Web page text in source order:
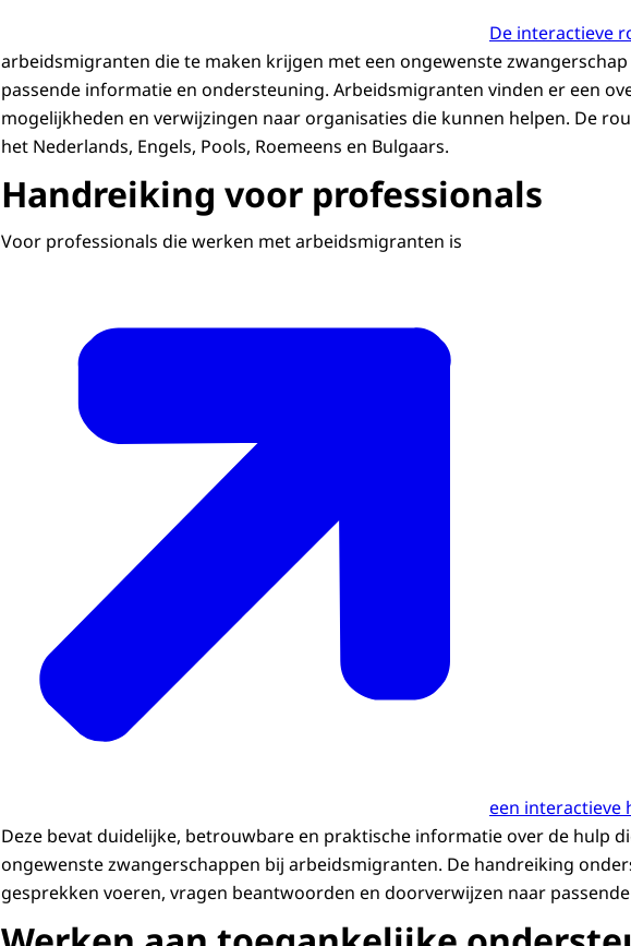
De interactieve
arbeidsmigranten die te maken krijgen met een ongewenste
passende informatie en ondersteuning. Arbeidsmigranten vinden er een
mogelijkheden en verwijzingen naar organisaties die kunnen helpen. De
het Nederlands, Engels, Pools, Roemeens en Bulgaars.
Handreiking voor professionals
Voor professionals die werken met arbeidsmigranten is
een interactieve
Deze bevat duidelijke, betrouwbare en praktische informatie over de hulp
ongewenste zwangerschappen bij arbeidsmigranten. De handreiking
gesprekken voeren, vragen beantwoorden en doorverwijzen naar